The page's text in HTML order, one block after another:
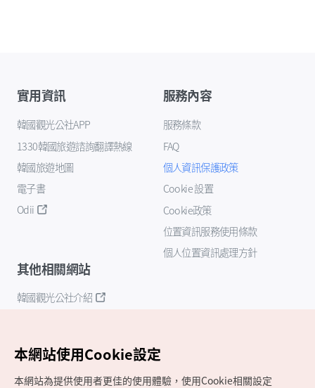
實用資訊
韓國觀光公社APP
1330韓國旅遊諮詢翻譯熱線
韓國旅遊地圖
電子書
Odii
服務內容
服務條款
FAQ
個人資訊保護政策
Cookie 設置
Cookie政策
位置資訊服務使用條款
個人位置資訊處理方針
其他相關網站
韓國觀光公社介紹
本網站使用Cookie設定
本網站為提供使用者更佳的使用體驗，使用Cookie相關設定